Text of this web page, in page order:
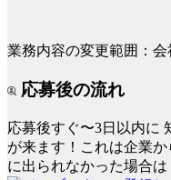
業務内容の変更範囲：
応募後の流れ
応募後すぐ〜3日以内に
が来ます！これは企業
に出られなかった場合は